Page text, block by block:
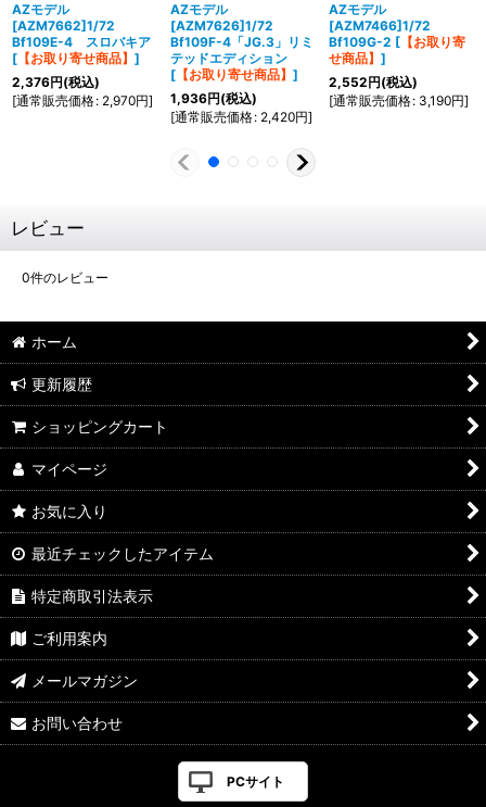
AZモデル
[AZM7662]1/72
Bf109E-4 スロバキア
[ 【お取り寄せ商品】 ]
2,376円(税込)
[通常販売価格: 2,970円]
AZモデル
[AZM7626]1/72
Bf109F-4「JG.3」リミ
テッドエディション
[ 【お取り寄せ商品】 ]
1,936円(税込)
[通常販売価格: 2,420円]
AZモデル
[AZM7466]1/72
Bf109G-2 [ 【お取り寄
せ商品】 ]
2,552円(税込)
[通常販売価格: 3,190円]
レビュー
0件のレビュー
ホーム
更新履歴
ショッピングカート
マイページ
お気に入り
最近チェックしたアイテム
特定商取引法表示
ご利用案内
メールマガジン
お問い合わせ
PCサイト